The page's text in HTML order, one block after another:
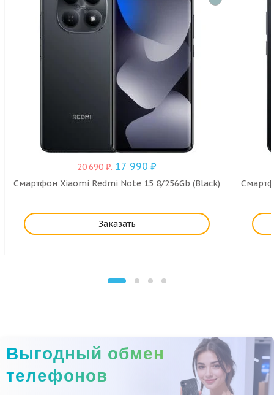
20 690₽. 17 990₽
Смартфон Xiaomi Redmi Note 15 8/256Gb (Black)
Заказать
Выгодный обмен
телефонов